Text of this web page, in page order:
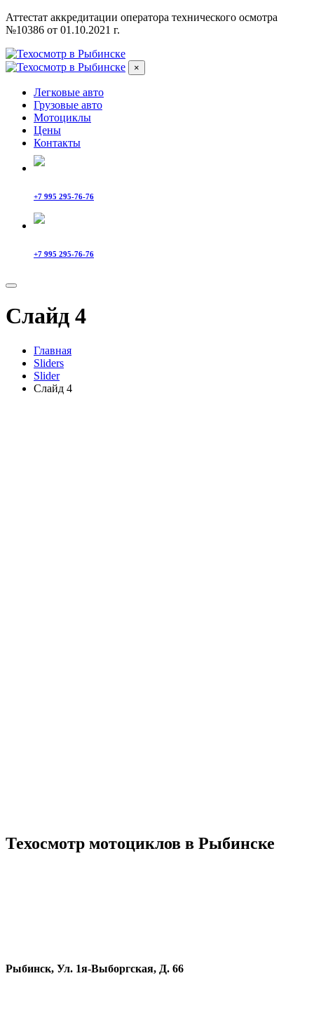
Аттестат аккредитации оператора технического осмотра
№10386 от 01.10.2021 г.
×
Легковые авто
Грузовые авто
Мотоциклы
Цены
Контакты
+7 995 295-76-76
+7 995 295-76-76
Слайд 4
Главная
Sliders
Slider
Слайд 4
Техосмотр мотоциклов в Рыбинске
Рыбинск, Ул. 1я-Выборгская, Д. 66